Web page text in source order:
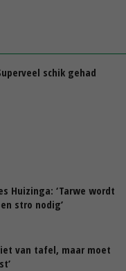
schik gehad
Huizinga: ‘Tarwe wordt
stro nodig’
van tafel, maar moet